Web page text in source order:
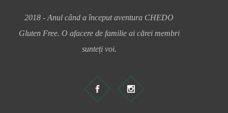
2018 - Anul când a început aventura CHEDO
Gluten Free. O afacere de familie ai cărei membri
sunteți voi.